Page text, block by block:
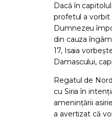
Dacă în
profetul a vorbit
Dumnezeu
din cauza
17, Isaia
Damascului,
Regatul de
cu Siria în
amenințării
a avertizat că